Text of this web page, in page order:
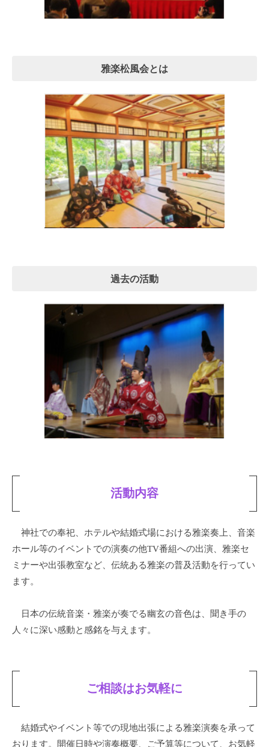
雅楽松風会とは
過去の活動
活動内容
神社での奉祀、ホテルや結婚式場における雅楽奏上、音楽
ホール等のイベントでの演奏の他TV番組への出演、雅楽セ
ミナーや出張教室など、伝統ある雅楽の普及活動を行ってい
ます。
日本の伝統音楽・雅楽が奏でる幽玄の音色は、聞き手の
人々に深い感動と感銘を与えます。
ご相談はお気軽に
結婚式やイベント等での現地出張による雅楽演奏を承って
おります。開催日時や演奏概要、ご予算等について、お気軽